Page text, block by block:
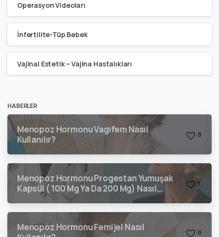
Operasyon Videoları
İnfertilite-Tüp Bebek
Vajinal Estetik – Vajina Hastalıkları
HABERLER
Menopoz Hormonu Vagıfem Nasıl
Kullanılır?
0
Menopoz Hormonu Progestan Yumuşak
Kapsül ( 100 Mg Ya Da 200 Mg) Nasıl
Kullanılır?
1
Menopoz Hormonu Femijel Nasıl
0